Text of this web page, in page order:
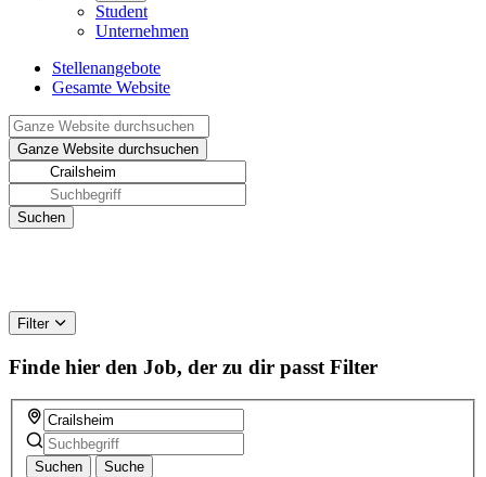
Student
Unternehmen
Stellenangebote
Gesamte Website
Filter
Finde hier den Job, der zu dir passt Filter
Suchen Suche